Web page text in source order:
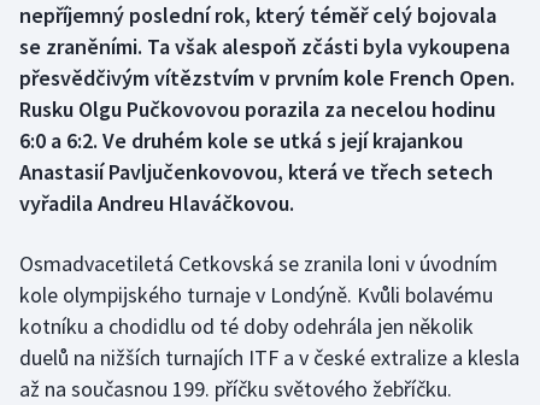
Curling
Dostihy
Florbal
Futsal
Golf
Gymnastika
Házená
nepříjemný poslední rok, který téměř celý bojovala
se zraněními. Ta však alespoň zčásti byla vykoupena
přesvědčivým vítězstvím v prvním kole French Open.
Rusku Olgu Pučkovovou porazila za necelou hodinu
6:0 a 6:2. Ve druhém kole se utká s její krajankou
Anastasií Pavljučenkovovou, která ve třech setech
vyřadila Andreu Hlaváčkovou.
Osmadvacetiletá Cetkovská se zranila loni v úvodním
kole olympijského turnaje v Londýně. Kvůli bolavému
kotníku a chodidlu od té doby odehrála jen několik
duelů na nižších turnajích ITF a v české extralize a klesla
až na současnou 199. příčku světového žebříčku.